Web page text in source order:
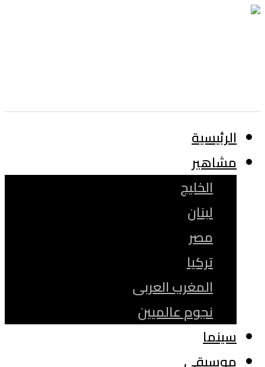
الرئيسية
مشاهير
الخليج
لبنان
مصر
تركيا
المغرب العربى
نجوم عالميين
سينما
موسيقى